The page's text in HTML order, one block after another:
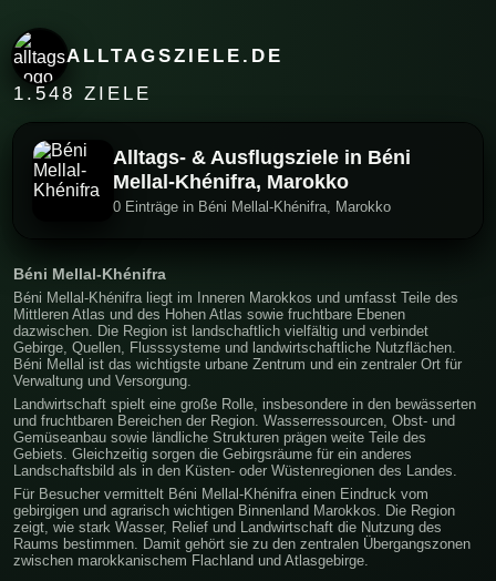
ALLTAGSZIELE.DE
1.548 ZIELE
Alltags- & Ausflugsziele in Béni
Mellal-Khénifra, Marokko
0 Einträge in Béni Mellal-Khénifra, Marokko
Béni Mellal-Khénifra
Béni Mellal-Khénifra liegt im Inneren Marokkos und umfasst Teile des
Mittleren Atlas und des Hohen Atlas sowie fruchtbare Ebenen
dazwischen. Die Region ist landschaftlich vielfältig und verbindet
Gebirge, Quellen, Flusssysteme und landwirtschaftliche Nutzflächen.
Béni Mellal ist das wichtigste urbane Zentrum und ein zentraler Ort für
Verwaltung und Versorgung.
Landwirtschaft spielt eine große Rolle, insbesondere in den bewässerten
und fruchtbaren Bereichen der Region. Wasserressourcen, Obst- und
Gemüseanbau sowie ländliche Strukturen prägen weite Teile des
Gebiets. Gleichzeitig sorgen die Gebirgsräume für ein anderes
Landschaftsbild als in den Küsten- oder Wüstenregionen des Landes.
Für Besucher vermittelt Béni Mellal-Khénifra einen Eindruck vom
gebirgigen und agrarisch wichtigen Binnenland Marokkos. Die Region
zeigt, wie stark Wasser, Relief und Landwirtschaft die Nutzung des
Raums bestimmen. Damit gehört sie zu den zentralen Übergangszonen
zwischen marokkanischem Flachland und Atlasgebirge.